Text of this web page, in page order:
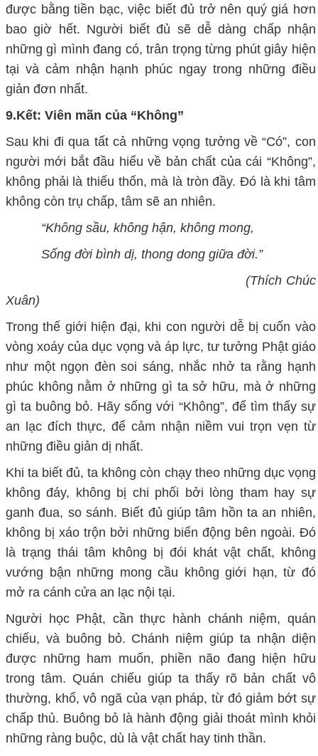
được bằng tiền bạc, việc biết đủ trở nên quý giá hơn
bao giờ hết. Người biết đủ sẽ dễ dàng chấp nhận
những gì mình đang có, trân trọng từng phút giây hiện
tại và cảm nhận hạnh phúc ngay trong những điều
giản đơn nhất.
9.Kết: Viên mãn của “Không”
Sau khi đi qua tất cả những vọng tưởng về “Có”, con
người mới bắt đầu hiểu về bản chất của cái “Không”,
không phải là thiếu thốn, mà là tròn đầy. Đó là khi tâm
không còn trụ chấp, tâm sẽ an nhiên.
“Không sầu, không hận, không mong,
Sống đời bình dị, thong dong giữa đời.”
(Thích Chúc
Xuân)
Trong thế giới hiện đại, khi con người dễ bị cuốn vào
vòng xoáy của dục vọng và áp lực, tư tưởng Phật giáo
như một ngọn đèn soi sáng, nhắc nhở ta rằng hạnh
phúc không nằm ở những gì ta sở hữu, mà ở những
gì ta buông bỏ. Hãy sống với “Không”, để tìm thấy sự
an lạc đích thực, để cảm nhận niềm vui trọn vẹn từ
những điều giản dị nhất.
Khi ta biết đủ, ta không còn chạy theo những dục vọng
không đáy, không bị chi phối bởi lòng tham hay sự
ganh đua, so sánh. Biết đủ giúp tâm hồn ta an nhiên,
không bị xáo trộn bởi những biến động bên ngoài. Đó
là trạng thái tâm không bị đói khát vật chất, không
vướng bận những mong cầu không giới hạn, từ đó
mở ra cánh cửa an lạc nội tại.
Người học Phật, cần thực hành chánh niệm, quán
chiếu, và buông bỏ. Chánh niệm giúp ta nhận diện
được những ham muốn, phiền não đang hiện hữu
trong tâm. Quán chiếu giúp ta thấy rõ bản chất vô
thường, khổ, vô ngã của vạn pháp, từ đó giảm bớt sự
chấp thủ. Buông bỏ là hành động giải thoát mình khỏi
những ràng buộc, dù là vật chất hay tinh thần.